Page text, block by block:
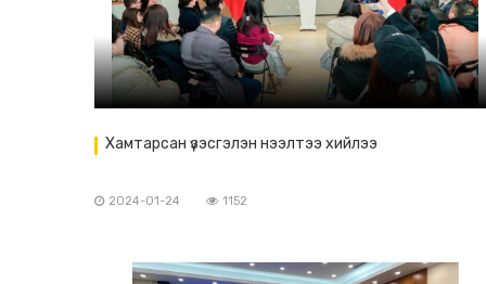
Хамтарсан үзэсгэлэн нээлтээ хийлээ
2024-01-24 1152